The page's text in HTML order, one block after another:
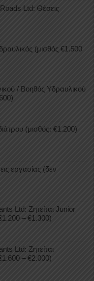
Ltd: Θέσεις
(μισθός €1.500
/ Βοηθός Υδραυλικού
(μισθός: €1.200)
εργασίας (δεν
Ltd: Ζητείται Junior
– €1.300)
Ltd: Ζητείται
– €2.000)